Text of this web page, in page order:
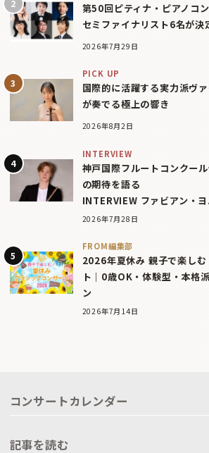
第50回ピティナ・ピアノコ
セミファイナリスト6名が決
2026年7月29日
PICK UP
国際的に活躍する実力派ヴ
が奏でる極上の響き
2026年8月2日
INTERVIEW
神戸国際フルートコンクー
の期待を語る
INTERVIEW ファビアン・
2026年7月28日
FROM編集部
2026年夏休み 親子で楽し
ト｜0歳OK・体験型・本格
ン
2026年7月14日
コンサートカレンダー
記事を読む